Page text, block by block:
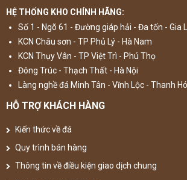
HỆ THỐNG KHO CHÍNH HÃNG:
Số 1 - Ngõ 61 - Đường giáp hải - Đa tốn - Gia
KCN Châu sơn - TP Phủ Lý - Hà Nam
KCN Thụy Vân - TP Việt Trì - Phú Thọ
Đông Trúc - Thạch Thất - Hà Nội
Làng nghề đá Minh Tân - Vĩnh Lộc - Thanh
HỖ TRỢ KHÁCH HÀNG
Kiến thức về đá
Quy trình bán hàng
Thông tin về điều kiện giao dịch chung